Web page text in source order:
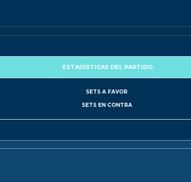
ESTADÍSTICAS DEL PARTIDO
SETS A FAVOR
SETS EN CONTRA